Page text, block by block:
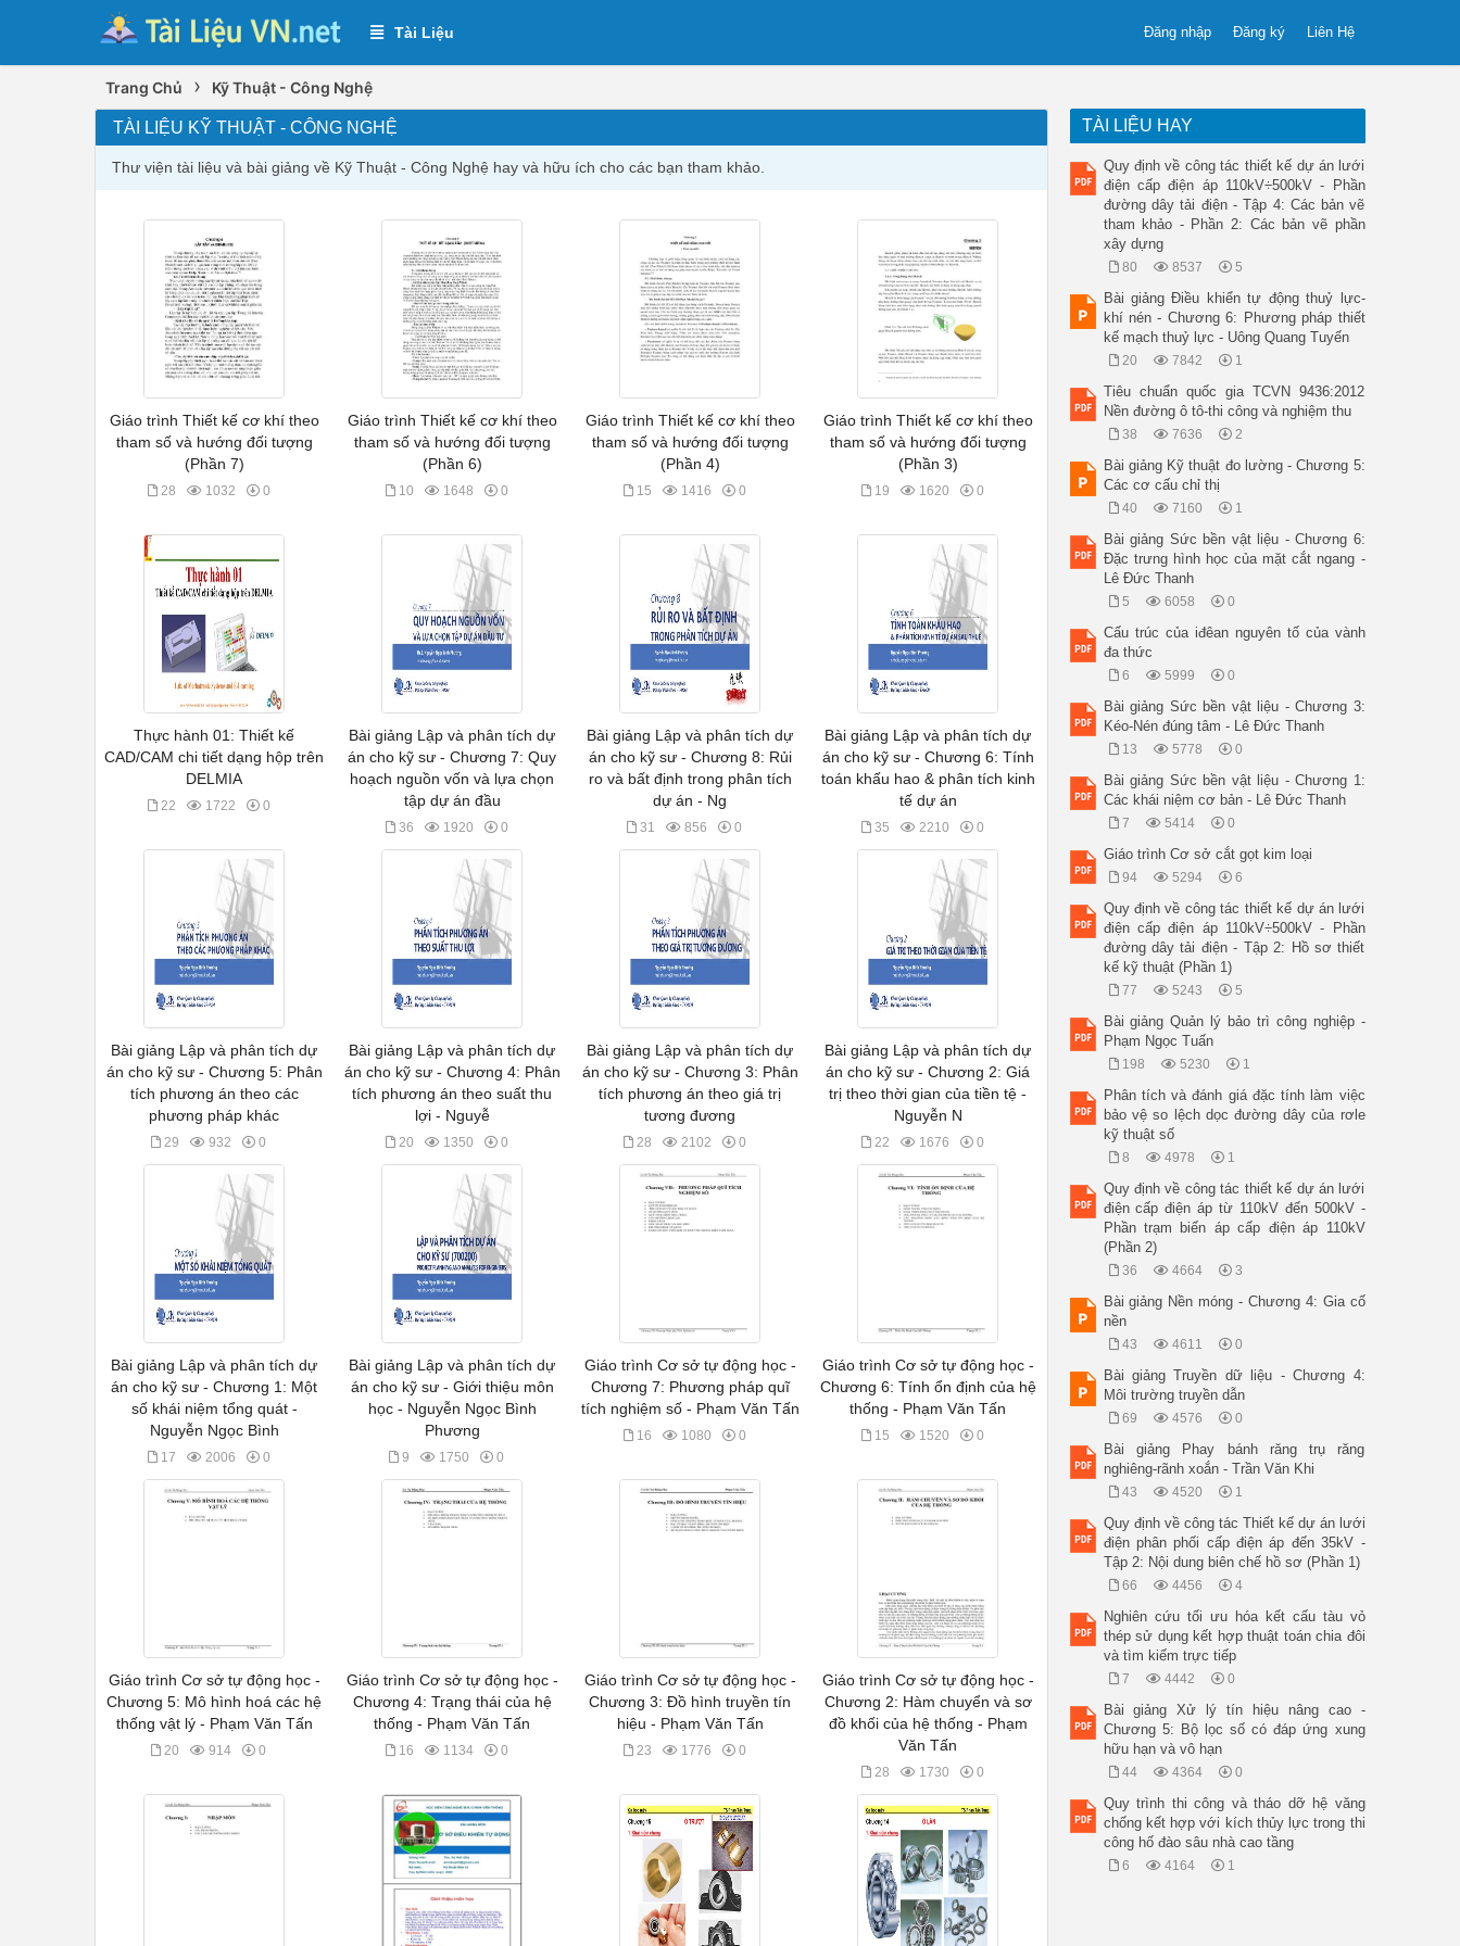
Tài Liệu Liên Hệ
Đăng ký
Đăng nhập
Trang Chủ › Kỹ Thuật - Công Nghệ
TÀI LIỆU KỸ THUẬT - CÔNG NGHỆ
Thư viện tài liệu và bài giảng về Kỹ Thuật - Công Nghệ hay và hữu ích cho các bạn tham khảo.
Giáo trình Thiết kế cơ khí theo
tham số và hướng đối tượng
(Phần 7)
28 1032 0
Giáo trình Thiết kế cơ khí theo
tham số và hướng đối tượng
(Phần 6)
10 1648 0
Giáo trình Thiết kế cơ khí theo
tham số và hướng đối tượng
(Phần 4)
15 1416 0
Giáo trình Thiết kế cơ khí theo
tham số và hướng đối tượng
(Phần 3)
19 1620 0
Thực hành 01: Thiết kế
CAD/CAM chi tiết dạng hộp trên
DELMIA
22 1722 0
Bài giảng Lập và phân tích dự
án cho kỹ sư - Chương 7: Quy
hoạch nguồn vốn và lựa chọn
tập dự án đầu
36 1920 0
Bài giảng Lập và phân tích dự
án cho kỹ sư - Chương 8: Rủi
ro và bất định trong phân tích
dự án - Ng
31 856 0
Bài giảng Lập và phân tích dự
án cho kỹ sư - Chương 6: Tính
toán khấu hao & phân tích kinh
tế dự án
35 2210 0
Bài giảng Lập và phân tích dự
án cho kỹ sư - Chương 5: Phân
tích phương án theo các
phương pháp khác
29 932 0
Bài giảng Lập và phân tích dự
án cho kỹ sư - Chương 4: Phân
tích phương án theo suất thu
lợi - Nguyễ
20 1350 0
Bài giảng Lập và phân tích dự
án cho kỹ sư - Chương 3: Phân
tích phương án theo giá trị
tương đương
28 2102 0
Bài giảng Lập và phân tích dự
án cho kỹ sư - Chương 2: Giá
trị theo thời gian của tiền tệ -
Nguyễn N
22 1676 0
Bài giảng Lập và phân tích dự
án cho kỹ sư - Chương 1: Một
số khái niệm tổng quát -
Nguyễn Ngọc Bình
17 2006 0
Bài giảng Lập và phân tích dự
án cho kỹ sư - Giới thiệu môn
học - Nguyễn Ngọc Bình
Phương
9 1750 0
Giáo trình Cơ sở tự động học -
Chương 7: Phương pháp quĩ
tích nghiệm số - Phạm Văn Tấn
16 1080 0
Giáo trình Cơ sở tự động học -
Chương 6: Tính ổn định của hệ
thống - Phạm Văn Tấn
15 1520 0
Giáo trình Cơ sở tự động học -
Chương 5: Mô hình hoá các hệ
thống vật lý - Phạm Văn Tấn
20 914 0
Giáo trình Cơ sở tự động học -
Chương 4: Trạng thái của hệ
thống - Phạm Văn Tấn
16 1134 0
Giáo trình Cơ sở tự động học -
Chương 3: Đồ hình truyền tín
hiệu - Phạm Văn Tấn
23 1776 0
Giáo trình Cơ sở tự động học -
Chương 2: Hàm chuyển và sơ
đồ khối của hệ thống - Phạm
Văn Tấn
28 1730 0
TÀI LIỆU HAY
Quy định về công tác thiết kế dự án lưới
điện cấp điện áp 110kV÷500kV - Phần
đường dây tải điện - Tập 4: Các bản vẽ
tham khảo - Phần 2: Các bản vẽ phần
xây dựng
80 8537 5
Bài giảng Điều khiển tự động thuỷ lực-
khí nén - Chương 6: Phương pháp thiết
kế mạch thuỷ lực - Uông Quang Tuyến
20 7842 1
Tiêu chuẩn quốc gia TCVN 9436:2012
Nền đường ô tô-thi công và nghiệm thu
38 7636 2
Bài giảng Kỹ thuật đo lường - Chương 5:
Các cơ cấu chỉ thị
40 7160 1
Bài giảng Sức bền vật liệu - Chương 6:
Đặc trưng hình học của mặt cắt ngang -
Lê Đức Thanh
5 6058 0
Cấu trúc của iđêan nguyên tố của vành
đa thức
6 5999 0
Bài giảng Sức bền vật liệu - Chương 3:
Kéo-Nén đúng tâm - Lê Đức Thanh
13 5778 0
Bài giảng Sức bền vật liệu - Chương 1:
Các khái niệm cơ bản - Lê Đức Thanh
7 5414 0
Giáo trình Cơ sở cắt gọt kim loại
94 5294 6
Quy định về công tác thiết kế dự án lưới
điện cấp điện áp 110kV÷500kV - Phần
đường dây tải điện - Tập 2: Hồ sơ thiết
kế kỹ thuật (Phần 1)
77 5243 5
Bài giảng Quản lý bảo trì công nghiệp -
Phạm Ngọc Tuấn
198 5230 1
Phân tích và đánh giá đặc tính làm việc
bảo vệ so lệch dọc đường dây của rơle
kỹ thuật số
8 4978 1
Quy định về công tác thiết kế dự án lưới
điện cấp điện áp từ 110kV đến 500kV -
Phần trạm biến áp cấp điện áp 110kV
(Phần 2)
36 4664 3
Bài giảng Nền móng - Chương 4: Gia cố
nền
43 4611 0
Bài giảng Truyền dữ liệu - Chương 4:
Môi trường truyền dẫn
69 4576 0
Bài giảng Phay bánh răng trụ răng
nghiêng-rãnh xoắn - Trần Văn Khi
43 4520 1
Quy định về công tác Thiết kế dự án lưới
điện phân phối cấp điện áp đến 35kV -
Tập 2: Nội dung biên chế hồ sơ (Phần 1)
66 4456 4
Nghiên cứu tối ưu hóa kết cấu tàu vỏ
thép sử dụng kết hợp thuật toán chia đôi
và tìm kiếm trực tiếp
7 4442 0
Bài giảng Xử lý tín hiệu nâng cao -
Chương 5: Bộ lọc số có đáp ứng xung
hữu hạn và vô hạn
44 4364 0
Quy trình thi công và tháo dỡ hệ văng
chống kết hợp với kích thủy lực trong thi
công hố đào sâu nhà cao tầng
6 4164 1